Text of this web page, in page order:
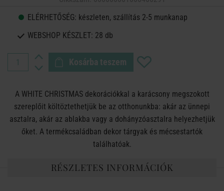
ELÉRHETŐSÉG: készleten, szállítás 2-5 munkanap
WEBSHOP KÉSZLET: 28 db
Kosárba teszem
A WHITE CHRISTMAS dekorációkkal a karácsony megszokott
szereplőit költöztethetjük be az otthonunkba: akár az ünnepi
asztalra, akár az ablakba vagy a dohányzóasztalra helyezhetjük
őket. A termékcsaládban dekor tárgyak és mécsestartók
találhatóak.
RÉSZLETES INFORMÁCIÓK